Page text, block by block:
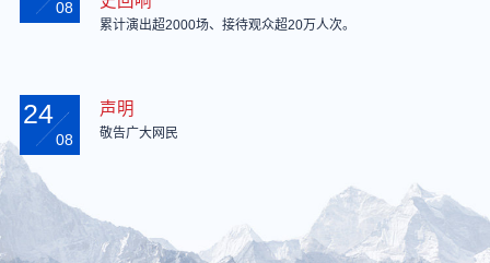
08
累计演出超2000场、接待观众超20万人次。
24
08
声明
敬告广大网民